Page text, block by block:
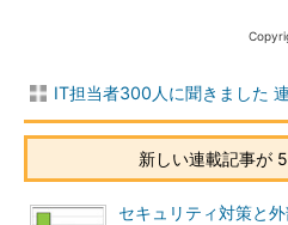
IT担当者300人に聞きました
新しい連載記事が
セキュリティ対策と